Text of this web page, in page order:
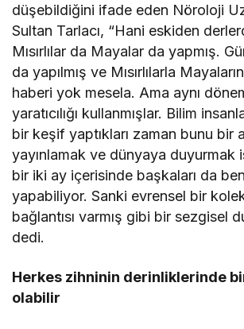
düşebildiğini ifade eden Nöroloji
Sultan Tarlacı, “Hani eskiden
Mısırlılar da Mayalar da yapmış.
da yapılmış ve Mısırlılarla
haberi yok mesela. Ama aynı
yaratıcılığı kullanmışlar. Bilim
bir keşif yaptıkları zaman bunu bir
yayınlamak ve dünyaya duyurmak
bir iki ay içerisinde başkaları da
yapabiliyor. Sanki evrensel bir
bağlantısı varmış gibi bir sezgisel
dedi.
Herkes zihninin derinliklerinde
olabilir